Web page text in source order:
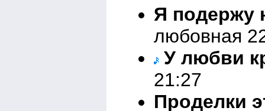
Я подержу
любовная
У любви
21:27
Проделки